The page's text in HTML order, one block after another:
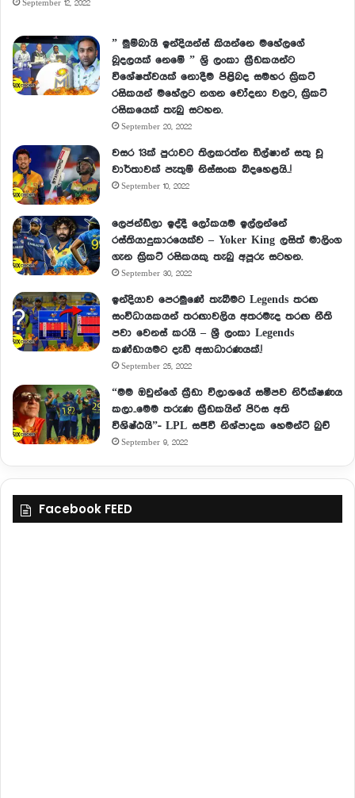
September 12, 2022
” මුම්බායි ඉන්දියන්ස් කියන්නෙ මහේලගේ
බූදලයක් නෙමේ ” ශ්‍රි ලංකා ක්‍රීඩකයන්ට
විශේෂත්වයක් නොදීම පිළිබද සමහර ක්‍රිකට්
රසිකයන් මහේලට නගන චෝදනා වලට, ක්‍රිකට්
රසිකයෙක් තැබු සටහන.
September 20, 2022
වසර 13ක් පුරාවට තිලකරත්න ඩිල්ෂාන් සතු වූ
වාර්තාවක් පැතුම් නිස්සංක බිදහෙළයි..!
September 10, 2022
ලෙජන්ඩ්ලා ඉද්දී ලෝකයම ඉල්ලන්නේ
රස්තියාදුකාරයෙක්ව – Yoker King ලසිත් මාලිංග
ගැන ක්‍රිකට් රසිකයකු තැබු අපූරු සටහන.
September 30, 2022
ඉන්දියාව පෙරමුණේ තැබීමට Legends තරඟ
සංවිධායකයන් තරඟාවලිය අතරමැද තරඟ නීති
පවා වෙනස් කරයි – ශ්‍රී ලංකා Legends
කණ්ඩායමට දැඩි අසාධාරණයක්.!
September 25, 2022
“මම ඔවුන්ගේ ක්‍රීඩා විලාශයේ සමීපව නිරීක්ෂණය
කලා..මෙම තරුණ ක්‍රීඩකයින් පිරිස අති
විශිෂ්ඨයි”- LPL සජීවී නිශ්පාදක හෙමන්ට් බුච්
September 9, 2022
Facebook FEED